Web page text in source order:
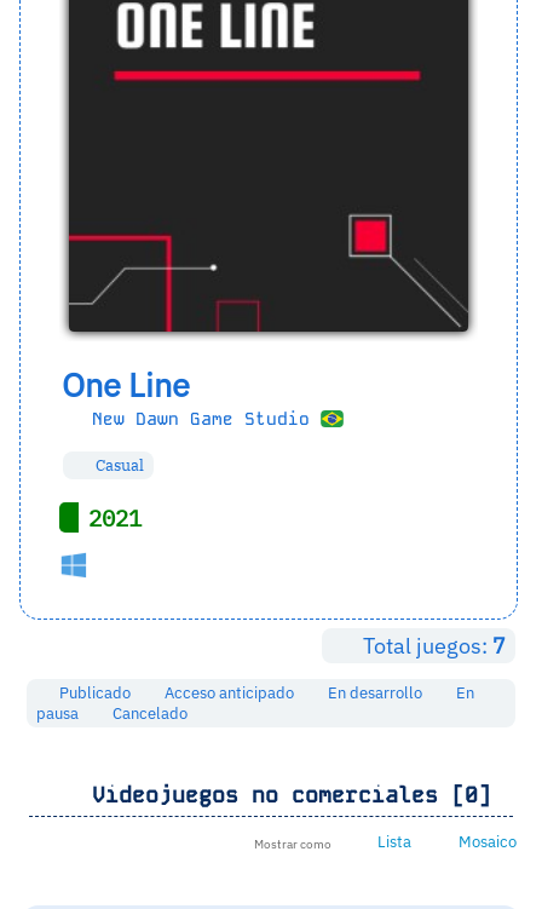
One Line
New Dawn Game Studio
Casual
2021
Total juegos: 7
Publicado Acceso anticipado En desarrollo
En
pausa
Cancelado
Videojuegos no comerciales [0]
Mostrar como Lista Mosaico